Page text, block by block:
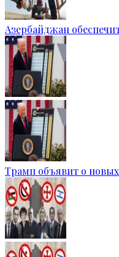
Азербайджан
Трамп объявит о